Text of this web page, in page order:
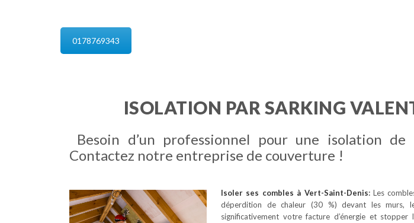
0178769343
ISOLATION PAR SARKING
Besoin d’un professionnel pour une isolation
Contactez notre entreprise de couverture !
Isoler ses combles à Vert-Saint-Denis:Les
déperdition de chaleur (30 %) devant les murs,
significativement votre facture d’énergie et stopper